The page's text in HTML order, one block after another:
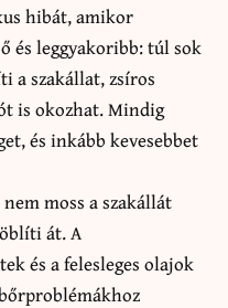
hibát, amikor
és leggyakoribb: túl sok
a szakállat, zsíros
is okozhat. Mindig
és inkább kevesebbet
moss a szakállát
át. A
és a felesleges olajok